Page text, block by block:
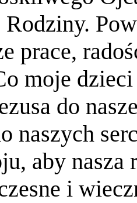
prace,
moje
do
naszych
aby nasza
i